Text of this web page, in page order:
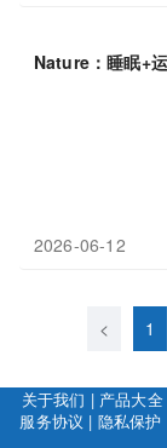
Nature：睡眠+
2026-06-12
< 1
关于我们 | 产品大全
服务协议 | 隐私保护